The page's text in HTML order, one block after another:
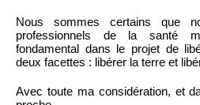
Nous sommes certains que
professionnels de la santé
fondamental dans le projet de
deux facettes : libérer la terre et
Avec toute ma considération, et